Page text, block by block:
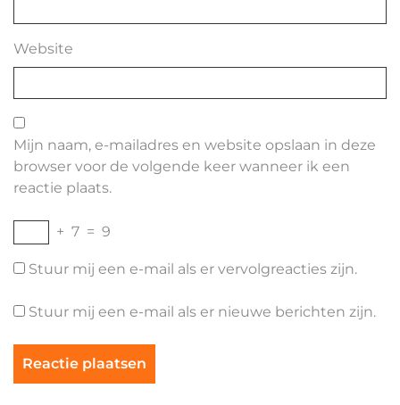
Website
Mijn naam, e-mailadres en website opslaan in deze
browser voor de volgende keer wanneer ik een
reactie plaats.
+ 7 = 9
Stuur mij een e-mail als er vervolgreacties zijn.
Stuur mij een e-mail als er nieuwe berichten zijn.